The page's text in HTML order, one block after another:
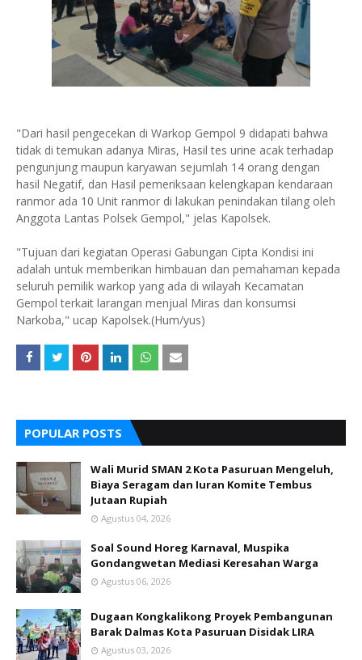
"Dari hasil pengecekan di Warkop Gempol 9 didapati bahwa
tidak di temukan adanya Miras, Hasil tes urine acak terhadap
pengunjung maupun karyawan sejumlah 14 orang dengan
hasil Negatif, dan Hasil pemeriksaan kelengkapan kendaraan
ranmor ada 10 Unit ranmor di lakukan penindakan tilang oleh
Anggota Lantas Polsek Gempol," jelas Kapolsek.
"Tujuan dari kegiatan Operasi Gabungan Cipta Kondisi ini
adalah untuk memberikan himbauan dan pemahaman kepada
seluruh pemilik warkop yang ada di wilayah Kecamatan
Gempol terkait larangan menjual Miras dan konsumsi
Narkoba," ucap Kapolsek.(Hum/yus)
POPULAR POSTS
Wali Murid SMAN 2 Kota Pasuruan Mengeluh,
Biaya Seragam dan Iuran Komite Tembus
Jutaan Rupiah
Agustus 04, 2026
Soal Sound Horeg Karnaval, Muspika
Gondangwetan Mediasi Keresahan Warga
Agustus 06, 2026
Dugaan Kongkalikong Proyek Pembangunan
Barak Dalmas Kota Pasuruan Disidak LIRA
Agustus 03, 2026